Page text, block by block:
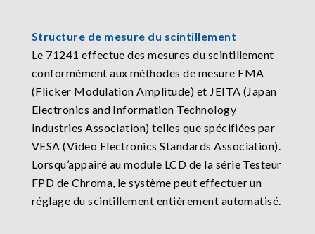
Structure de mesure du scintillement
Le 71241 effectue des mesures du scintillement
conformément aux méthodes de mesure FMA
(Flicker Modulation Amplitude) et JEITA (Japan
Electronics and Information Technology
Industries Association) telles que spécifiées par
VESA (Video Electronics Standards Association).
Lorsqu’appairé au module LCD de la série Testeur
FPD de Chroma, le système peut effectuer un
réglage du scintillement entièrement automatisé.